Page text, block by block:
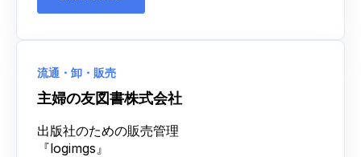
流通・卸・販売
主婦の友図書株式会社
出版社のための販売管理
『logimgs』